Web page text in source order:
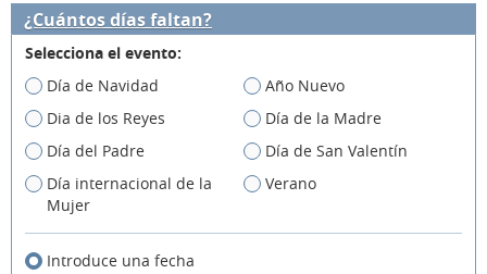
¿Cuántos días faltan?
Selecciona el evento:
Día de Navidad
Año Nuevo
Dia de los Reyes
Día de la Madre
Día del Padre
Día de San Valentín
Día internacional de la
Mujer
Verano
Introduce una fecha